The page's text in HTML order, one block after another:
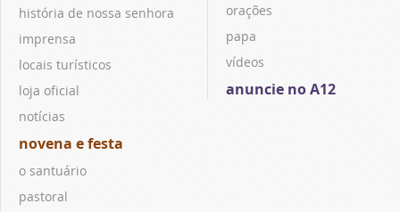
história de nossa senhora
imprensa
locais turísticos
loja oficial
notícias
novena e festa
o santuário
pastoral
orações
papa
vídeos
anuncie no A12